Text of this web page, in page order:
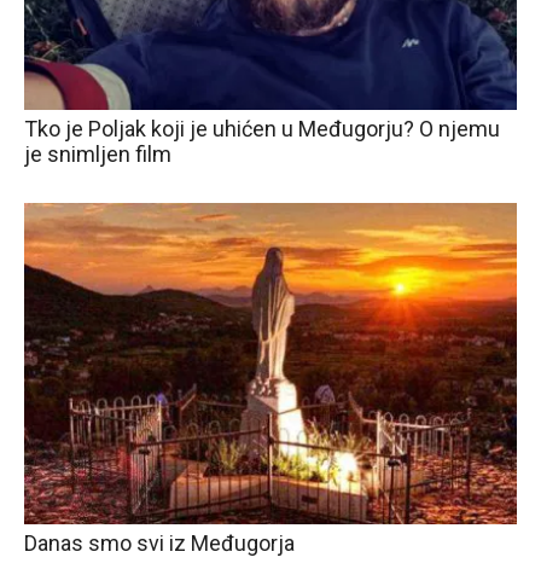
Tko je Poljak koji je uhićen u Međugorju? O njemu
je snimljen film
Danas smo svi iz Međugorja